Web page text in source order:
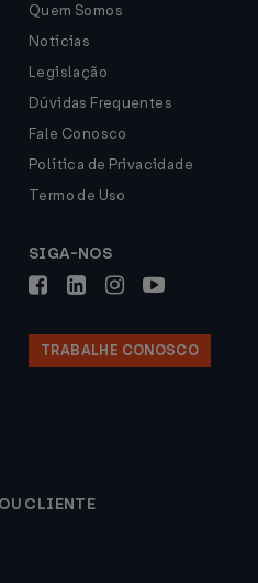
Quem Somos
Notícias
Legislação
Dúvidas Frequentes
Fale Conosco
Política de Privacidade
Termo de Uso
SIGA-NOS
TRABALHE CONOSCO
CLIENTE